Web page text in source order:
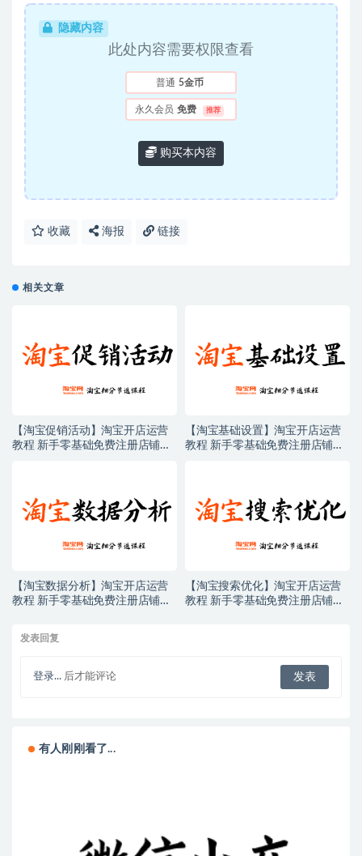
隐藏内容
此处内容需要权限查看
普通 5金币
永久会员 免费 推荐
购买本内容
收藏 海报 链接
相关文章
【淘宝促销活动】淘宝开店运营
教程 新手零基础免费注册店铺开
【淘宝基础设置】淘宝开店运营
教程 新手零基础免费注册店铺开
【淘宝数据分析】淘宝开店运营
教程 新手零基础免费注册店铺开
【淘宝搜索优化】淘宝开店运营
教程 新手零基础免费注册店铺开
发表回复
登录... 后才能评论
有人刚刚看了...